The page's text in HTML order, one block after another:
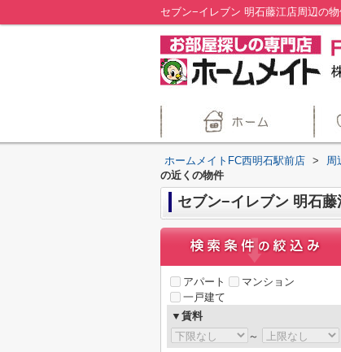
セブン−イレブン 明石藤江店周辺の
ホームメイトFC西明石駅前店 > 周
の近くの物件
セブン−イレブン 明石
アパート
マンション
一戸建て
▼賃料
～